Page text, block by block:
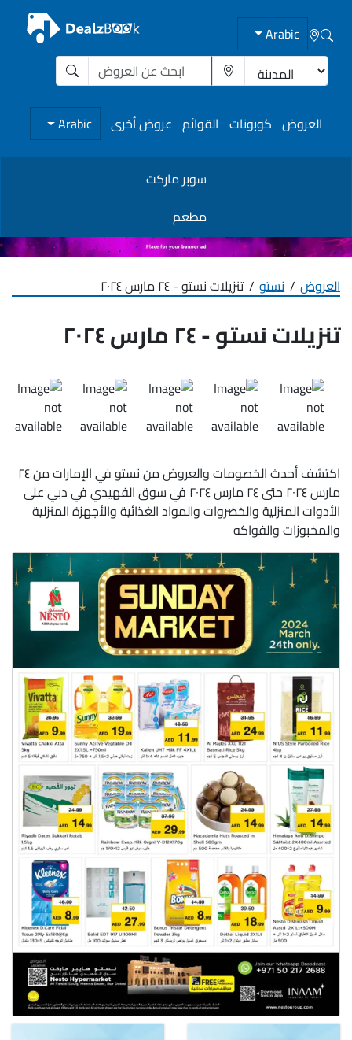
Arabic
العروض كوبونات القوائم عروض أخرى Arabic
سوبر ماركت
مطعم
العروض نستو تنزيلات نستو - ٢٤ مارس ٢٠٢٤
تنزيلات نستو - ٢٤ مارس ٢٠٢٤
اكتشف أحدث الخصومات والعروض من نستو في الإمارات من ٢٤
مارس ٢٠٢٤ حتى ٢٤ مارس ٢٠٢٤ في سوق الفهيدي في دبي على
الأدوات المنزلية والخضروات والمواد الغذائية والأجهزة المنزلية
والمخبوزات والفواكه